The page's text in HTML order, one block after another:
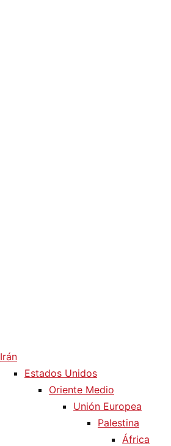
Irán
Estados Unidos
Oriente Medio
Unión Europea
Palestina
África